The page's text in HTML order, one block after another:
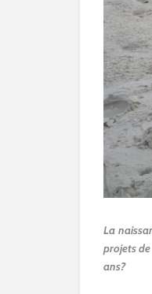
La
projets
ans?